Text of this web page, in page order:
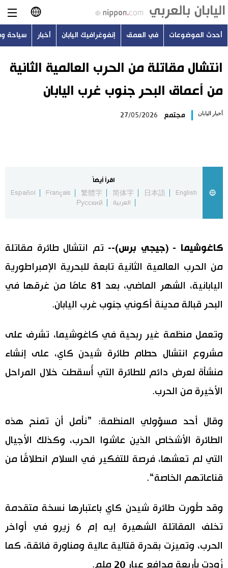
日本語
English
简体字
Русский
أحدث الموضوعات
اليابان في فيديو
مانغا وأنيمي
علوم وتكنولوجيا
الأقسام
أشخاص
تجارب وآراء
سياسة
اقتصاد
مجتمع
لايف ستايل
الأكثر تفاعلا
اللغة اليابانية
موسوعة اليابان
المطبخ الياباني
أحدث الموضوعات في العمق إنفوغرافيك اليابان أخبار سياحة
انتشال مقاتلة من الحرب العالمية الثانية
من أعماق البحر جنوب غرب اليابان
أخبار اليابان مجتمع 27/05/2026
اقرأ أيضاً
English
日本語
简体字
繁體字
Français
Español
العربية
Русский
كاغوشيما - (جيجي برس)-- تم انتشال طائرة مقاتلة
من الحرب العالمية الثانية تابعة للبحرية الإمبراطورية
اليابانية، الشهر الماضي، بعد 81 عامًا من غرقها في
البحر قبالة مدينة أكوني جنوب غرب اليابان.
وتعمل منظمة غير ربحية في كاغوشيما، تشرف على
مشروع انتشال حطام طائرة شيدن كاي، على إنشاء
منشأة لعرض دائم للطائرة التي أُسقطت خلال المراحل
الأخيرة من الحرب.
وقال أحد مسؤولي المنظمة: ”نأمل أن تمنح هذه
الطائرة الأشخاص الذين عاشوا الحرب، وكذلك الأجيال
التي لم تعشها، فرصة للتفكير في السلام انطلاقًا من
قناعاتهم الخاصة“.
وقد طُورت طائرة شيدن كاي باعتبارها نسخة متقدمة
تخلف المقاتلة الشهيرة إيه إم 6 زيرو في أواخر
الحرب، وتميزت بقدرة قتالية عالية ومناورة فائقة، كما
زُودت بأربعة مدافع عيار 20 ملم.